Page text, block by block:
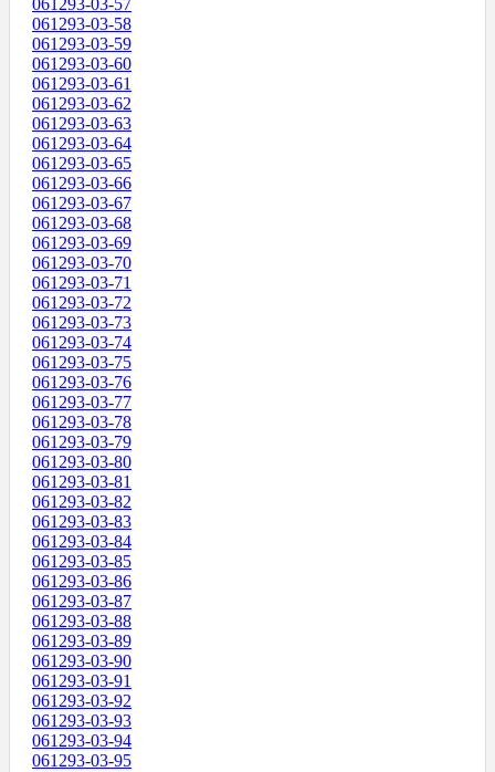
061293-03-57
061293-03-58
061293-03-59
061293-03-60
061293-03-61
061293-03-62
061293-03-63
061293-03-64
061293-03-65
061293-03-66
061293-03-67
061293-03-68
061293-03-69
061293-03-70
061293-03-71
061293-03-72
061293-03-73
061293-03-74
061293-03-75
061293-03-76
061293-03-77
061293-03-78
061293-03-79
061293-03-80
061293-03-81
061293-03-82
061293-03-83
061293-03-84
061293-03-85
061293-03-86
061293-03-87
061293-03-88
061293-03-89
061293-03-90
061293-03-91
061293-03-92
061293-03-93
061293-03-94
061293-03-95